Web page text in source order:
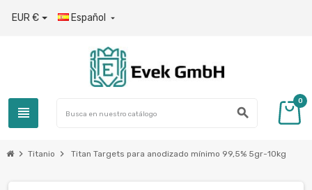
EUR € Español 
view_headline search
0
chevron_right Titanio chevron_right Titan Targets para anodizado mínimo 99,5% 5gr-10kg